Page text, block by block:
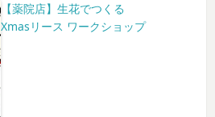
【薬院店】生花でつくる
Xmasリース ワークショップ